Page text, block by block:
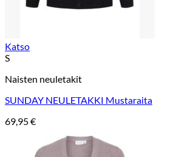
Katso
S
Naisten neuletakit
SUNDAY NEULETAKKI Mustaraita
69,95€